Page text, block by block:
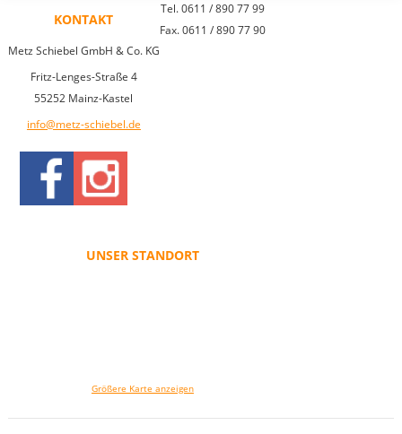
KONTAKT
Metz Schiebel GmbH & Co. KG
Fritz-Lenges-Straße 4
55252 Mainz-Kastel
info@metz-schiebel.de
Tel. 0611 / 890 77 99
Fax. 0611 / 890 77 90
UNSER STANDORT
Größere Karte anzeigen